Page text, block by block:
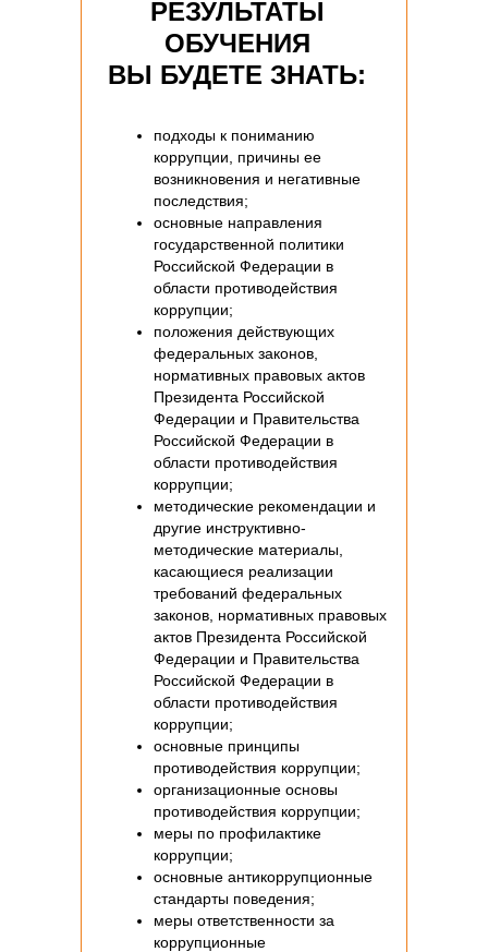
подходы к пониманию
коррупции, причины ее
возникновения и негативные
последствия;
основные направления
государственной политики
Российской Федерации в
области противодействия
коррупции;
положения действующих
федеральных законов,
нормативных правовых актов
Президента Российской
Федерации и Правительства
Российской Федерации в
области противодействия
коррупции;
методические рекомендации и
другие инструктивно-
методические материалы,
касающиеся реализации
требований федеральных
законов, нормативных правовых
актов Президента Российской
Федерации и Правительства
Российской Федерации в
области противодействия
коррупции;
основные принципы
противодействия коррупции;
организационные основы
противодействия коррупции;
меры по профилактике
коррупции;
основные антикоррупционные
стандарты поведения;
меры ответственности за
коррупционные
РЕЗУЛЬТАТЫ
ОБУЧЕНИЯ
ВЫ БУДЕТЕ ЗНАТЬ: